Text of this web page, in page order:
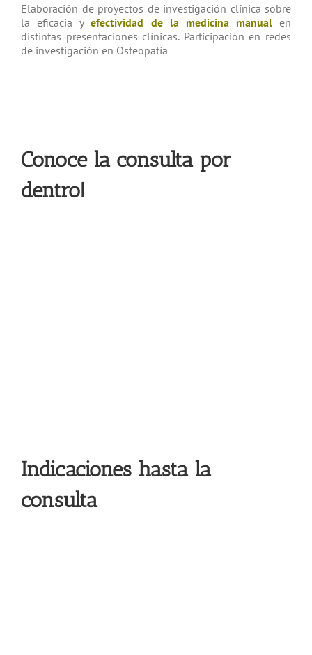
Elaboración de proyectos de investigación clínica sobre
la eficacia yefectividad de la medicina manualen
distintas presentaciones clínicas. Participación en redes
de investigación en Osteopatía
Conoce la consulta por
dentro!
Indicaciones hasta la
consulta